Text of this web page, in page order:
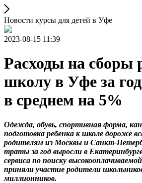
Новости курсы для детей в Уфе
2023-08-15 11:39
Расходы на сборы
школу в Уфе за
в среднем на 5%
Одежда, обувь, спортивная форма,
подготовка ребенка к школе дороже
родителям из Москвы и Санкт-
траты за год выросли в
сервиса по поиску
приняли участие родители
миллионников.